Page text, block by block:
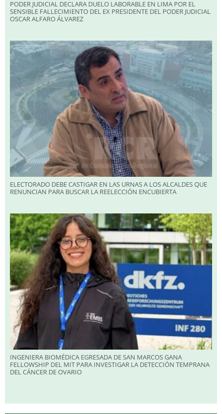
PODER JUDICIAL DECLARA DUELO LABORABLE EN LIMA POR EL
SENSIBLE FALLECIMIENTO DEL EX PRESIDENTE DEL PODER JUDICIAL
OSCAR ALFARO ÁLVAREZ
ELECTORADO DEBE CASTIGAR EN LAS URNAS A LOS ALCALDES QUE
RENUNCIAN PARA BUSCAR LA REELECCIÓN ENCUBIERTA
INGENIERA BIOMÉDICA EGRESADA DE SAN MARCOS GANA
FELLOWSHIP DEL MIT PARA INVESTIGAR LA DETECCIÓN TEMPRANA
DEL CÁNCER DE OVARIO